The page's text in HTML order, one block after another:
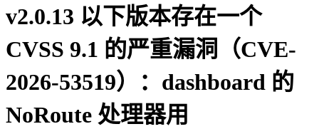
v2.0.13 以下版本存在一个
CVSS 9.1 的严重漏洞（CVE-
2026-53519）：dashboard 的
NoRoute 处理器用